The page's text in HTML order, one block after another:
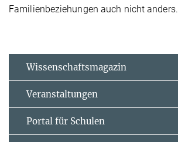
Familienbeziehungen auch nicht anders.
Wissenschaftsmagazin
Veranstaltungen
Portal für Schulen